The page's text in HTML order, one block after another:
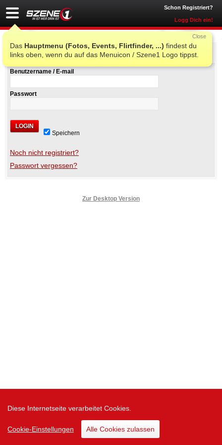
Diese Internetseite verarbeitet Cookies.
Cookie-Einstellungen Alle Cookies zulassen
Schon Registriert?
Logg Dich ein!
Das Hauptmenu (Fotos, Events, Flirtfinder, ...) findest du
links oben, wenn du auf das Menuicon / Szene1 Logo tippst.
Close
Szene1 Login
Benutzername / E-mail
Passwort
LOGIN
Speichern
Noch nicht registriert?
Passwort vergessen?
Zur Desktop Version